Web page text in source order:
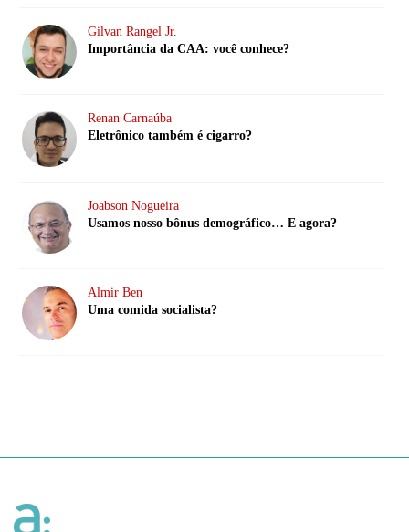
Gilvan Rangel Jr.
Importância da CAA: você conhece?
Renan Carnaúba
Eletrônico também é cigarro?
Joabson Nogueira
Usamos nosso bônus demográfico… E agora?
Almir Ben
Uma comida socialista?